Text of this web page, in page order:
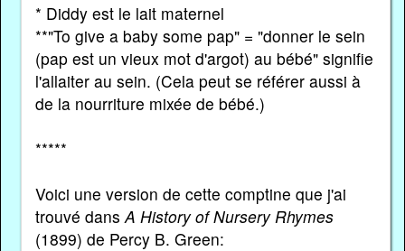
* Diddy est le lait maternel
**"To give a baby some pap" = "donner le sein
(pap est un vieux mot d'argot) au bébé" signifie
l'allaiter au sein. (Cela peut se référer aussi à
de la nourriture mixée de bébé.)
*****
Voici une version de cette comptine que j'ai
trouvé dans A History of Nursery Rhymes
(1899) de Percy B. Green: